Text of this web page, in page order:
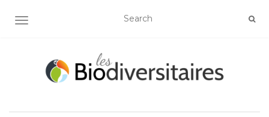
AFFICHER/MASQUER LA NAVIGATION